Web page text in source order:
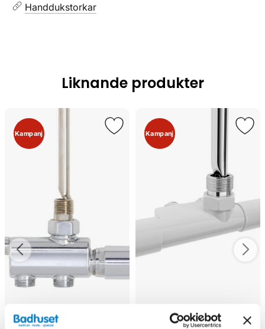
Handdukstorkar
Liknande produkter
Kampanj Kampanj